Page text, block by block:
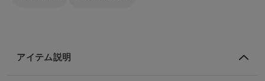
アイテム説明